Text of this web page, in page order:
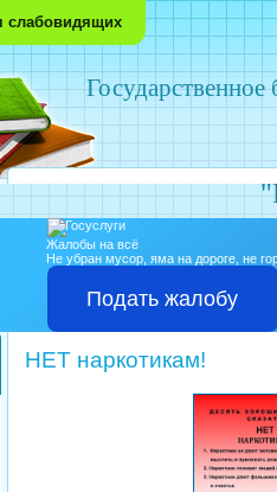
слабовидящих
Жалобы на всё
Не убран мусор, яма на дороге, не
Подать жалобу
НЕТ наркотикам!